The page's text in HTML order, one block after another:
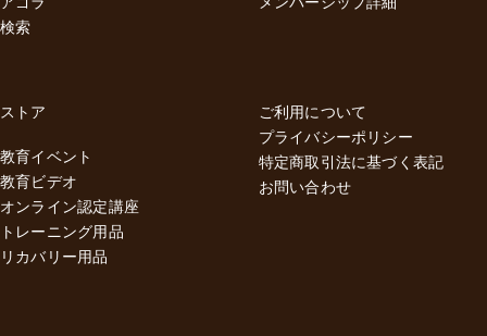
検索
ストア
教育イベント
教育ビデオ
オンライン認定講座
トレーニング用品
リカバリー用品
ご利用について
プライバシーポリシー
特定商取引法に基づく表記
お問い合わせ